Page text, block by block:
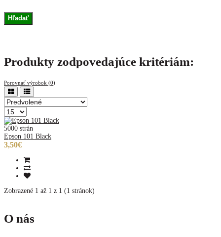
Produkty zodpovedajúce kritériám:
Porovnať výrobok (0)
5000 strán
Epson 101 Black
3,50€
Zobrazené 1 až 1 z 1 (1 stránok)
O nás